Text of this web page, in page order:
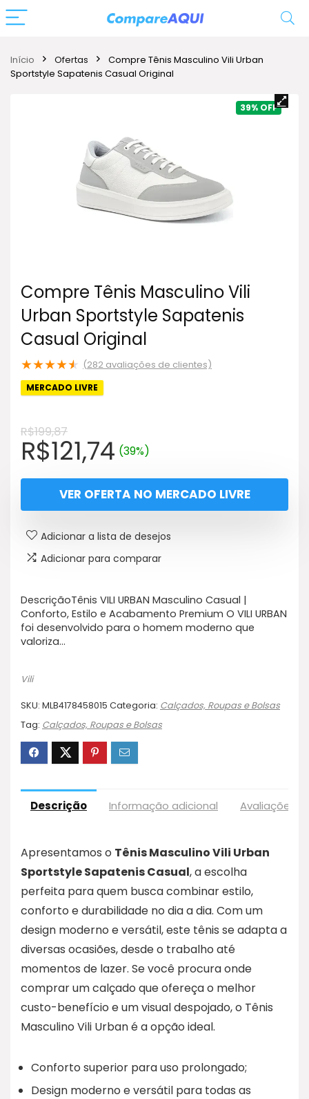
Início Ofertas
Compre Tênis Masculino Vili Urban
Sportstyle Sapatenis Casual Original
39%
Compre Tênis Masculino Vili
Urban Sportstyle Sapatenis
Casual Original
★★★★★ (282 avaliações de clientes)
MERCADO LIVRE
R$199,87
O
preço
original
era:
R$199,87.
R$121,74O
preço
atual
é:
R$121,74.
(39%)
VER OFERTA NO MERCADO LIVRE
Adicionar a lista de desejos
Adicionar para comparar
DescriçãoTênis VILI URBAN Masculino Casual |
Conforto, Estilo e Acabamento Premium O VILI URBAN
foi desenvolvido para o homem moderno que
valoriza…
Vili
SKU: MLB4178458015 Categoria: Calçados, Roupas e Bolsas
Tag: Calçados, Roupas e Bolsas
Descrição Informação adicional Avaliações
Apresentamos o Tênis Masculino Vili Urban
Sportstyle Sapatenis Casual, a escolha
perfeita para quem busca combinar estilo,
conforto e durabilidade no dia a dia. Com um
design moderno e versátil, este tênis se adapta a
diversas ocasiões, desde o trabalho até
momentos de lazer. Se você procura onde
comprar um calçado que ofereça o melhor
custo-benefício e um visual despojado, o Tênis
Masculino Vili Urban é a opção ideal.
Conforto superior para uso prolongado;
Design moderno e versátil para todas as